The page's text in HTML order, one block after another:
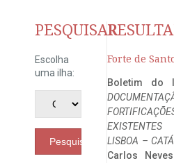
PESQUISAR
Escolha
uma ilha:
Pesquisar
Forte de
Boletim do
LISBOA –
Carlos